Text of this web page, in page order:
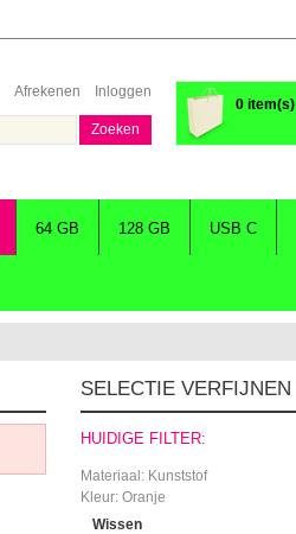
0 item(s)
Inloggen
Afrekenen
Zoeken
64 GB 128 GB USB C
SELECTIE VERFIJNEN
HUIDIGE FILTER:
Materiaal: Kunststof
Kleur: Oranje
Wissen